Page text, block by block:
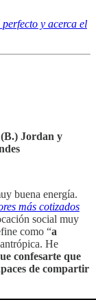
y acerca el
Jordan y
buena energía.
más cotizados
social muy
como “a
He
confesarte que
de compartir